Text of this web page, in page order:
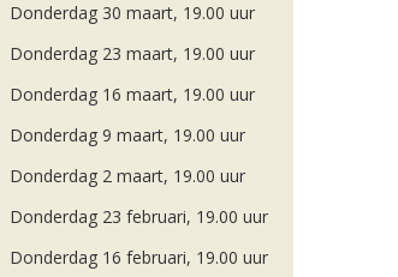
Donderdag 30 maart, 19.00 uur
Donderdag 23 maart, 19.00 uur
Donderdag 16 maart, 19.00 uur
Donderdag 9 maart, 19.00 uur
Donderdag 2 maart, 19.00 uur
Donderdag 23 februari, 19.00 uur
Donderdag 16 februari, 19.00 uur